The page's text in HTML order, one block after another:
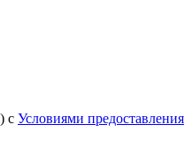
с Условиями предоставления